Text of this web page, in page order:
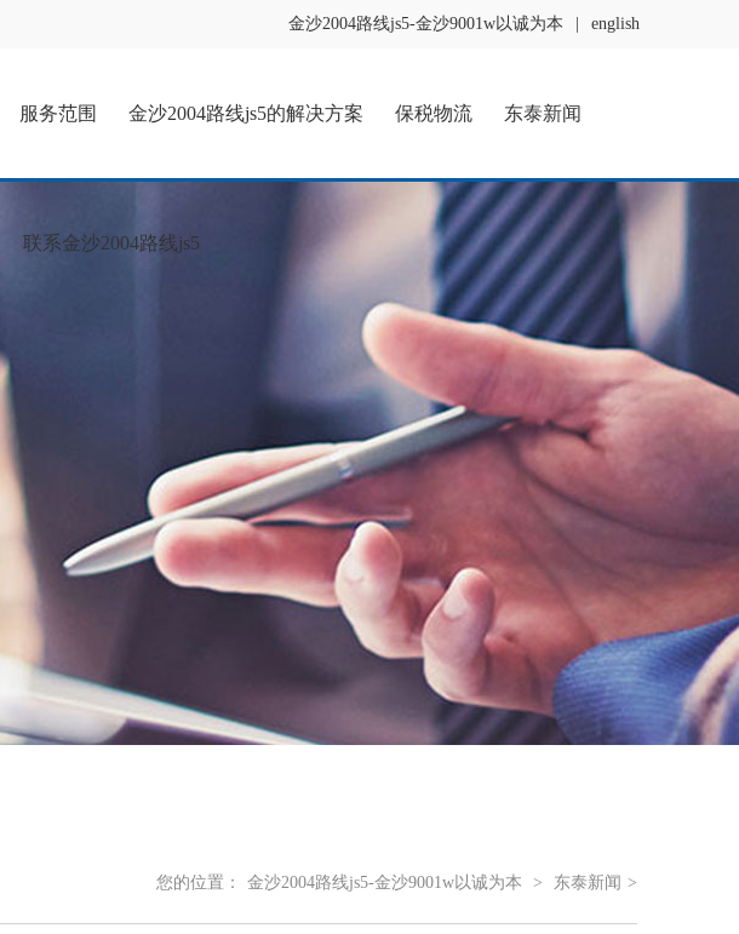
金沙2004路线js5-金沙9001w以诚为本 english
服务范围 金沙2004路线js5的解决方案 保税物流 东泰新闻
联系金沙2004路线js5
您的位置： 金沙2004路线js5-金沙9001w以诚为本 > 东泰新闻 >